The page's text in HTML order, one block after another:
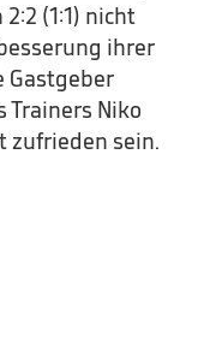
(1:1) nicht
ihrer
Gastgeber
Trainers Niko
zufrieden sein.